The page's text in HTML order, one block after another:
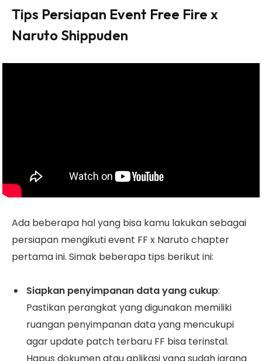
Tips Persiapan Event Free Fire x
Naruto Shippuden
Ada beberapa hal yang bisa kamu lakukan sebagai
persiapan mengikuti event FF x Naruto chapter
pertama ini. Simak beberapa tips berikut ini:
Siapkan penyimpanan data yang cukup:
Pastikan perangkat yang digunakan memiliki
ruangan penyimpanan data yang mencukupi
agar update patch terbaru FF bisa terinstal.